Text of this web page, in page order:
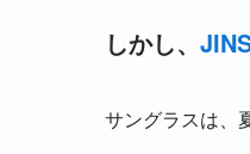
しかし、
サングラスは、